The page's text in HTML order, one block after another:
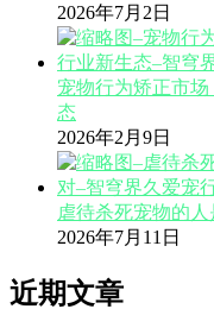
2026年7月2日
宠物行为矫正市
态
2026年2月9日
虐待杀死宠物的
2026年7月11日
近期文章